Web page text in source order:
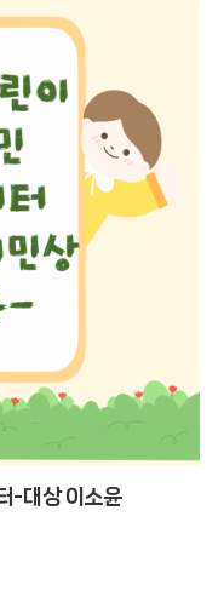
-대상 이소윤